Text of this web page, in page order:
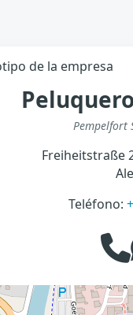
Pempelfort
Freiheitstraße
Teléfono: